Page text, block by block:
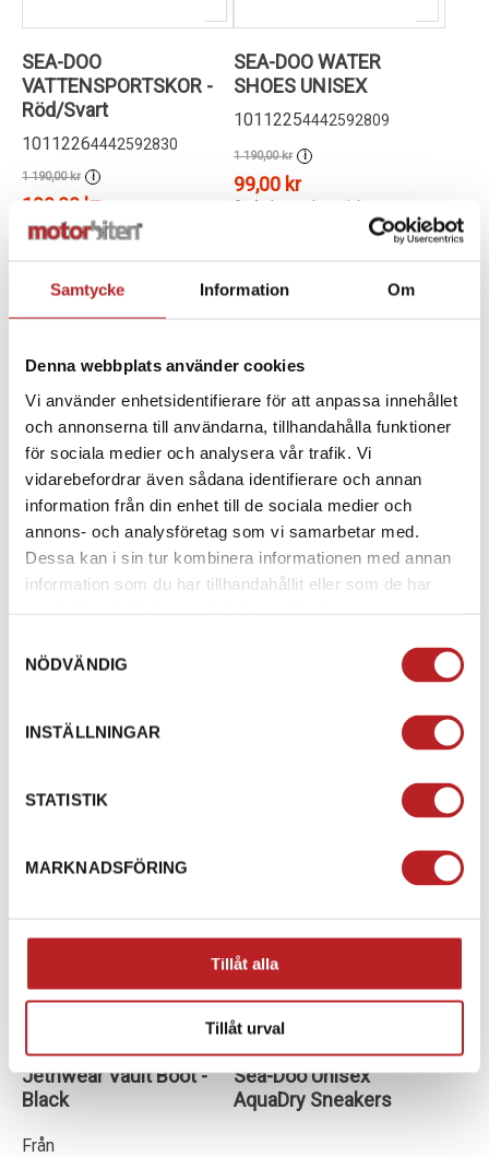
Samtycke Information Om
Denna webbplats använder cookies
Vi använder enhetsidentifierare för att anpassa innehållet
och annonserna till användarna, tillhandahålla funktioner
för sociala medier och analysera vår trafik. Vi
vidarebefordrar även sådana identifierare och annan
information från din enhet till de sociala medier och
annons- och analysföretag som vi samarbetar med.
Dessa kan i sin tur kombinera informationen med annan
information som du har tillhandahållit eller som de har
NÖDVÄNDIG
INSTÄLLNINGAR
STATISTIK
MARKNADSFÖRING
Tillåt alla
Tillåt urval
SEA-DOO
VATTENSPORTSKOR -
Röd/Svart
10112264442592830
1 190,00 kr i
199,00 kr
2-4 dagar lev. tid
SEA-DOO WATER
SHOES UNISEX
10112254442592809
1 190,00 kr i
99,00 kr
2-4 dagar lev. tid
Sea-Doo Riding Boots
299,00 kr
(Utgående)
AMOQ Scale Speed
Jethwear Vault Boot -
Black
Från
Sea-Doo Unisex
AquaDry Sneakers